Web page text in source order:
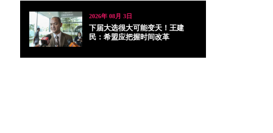
2026年 08月 3日
下届大选很大可能变天！王建
民：希盟应把握时间改革